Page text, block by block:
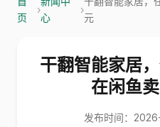
页
›
心
›
元
干翻智能家居
在闲鱼
发布时间：